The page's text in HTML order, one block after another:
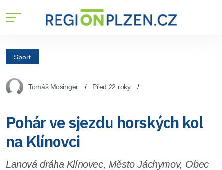
Sport
Tomáš Mosinger Před 22 roky
Pohár ve sjezdu horských kol
na Klínovci
Lanová dráha Klínovec, Město Jáchymov, Obec